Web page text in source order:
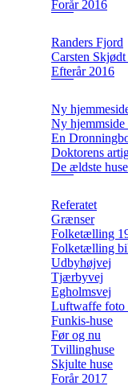
Forår 2016
Randers Fjord
Carsten
Efterår 2016
Ny
Ny hjemmside
En
Doktorens
De ældste huse
Referatet
Grænser
Folketælling
Folketælling
Udbyhøjvej
Tjærbyvej
Egholmsvej
Luftwaffe foto
Funkis-huse
Før og nu
Tvillinghuse
Skjulte huse
Forår 2017